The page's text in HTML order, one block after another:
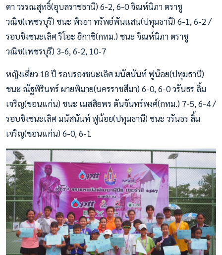
ดา วรรณสุทธิ์(อุบลราชธานี) 6-2, 6-0 จิณห์นิภา ตราชู
วณิช(เพชรบุรี) ชนะ พิรยา ทรัพย์พันแสน(ปทุมธานี) 6-1, 6-2 /
รอบชิงชนะเลิศ ริโอะ ฮิกาชิ(กทม.) ชนะ จิณห์นิภา ตราชู
วณิช(เพชรบุรี) 3-6, 6-2, 10-7
หญิงเดี่ยว 18 ปี รอบรองชนะเลิศ มนัสนันท์ ฟูน้อย(ปทุมธานี)
ชนะ ณัฐพิรินทร์ ผายพิมาย(นครราชสีมา) 6-0, 6-0 วรันธร ลิ้ม
เจริญ(ขอนแก่น) ชนะ เมสสิยพร ตันจันทร์พงศ์(กทม.) 7-5, 6-4 /
รอบชิงชนะเลิศ มนัสนันท์ ฟูน้อย(ปทุมธานี) ชนะ วรันธร ลิ้ม
เจริญ(ขอนแก่น) 6-0, 6-1